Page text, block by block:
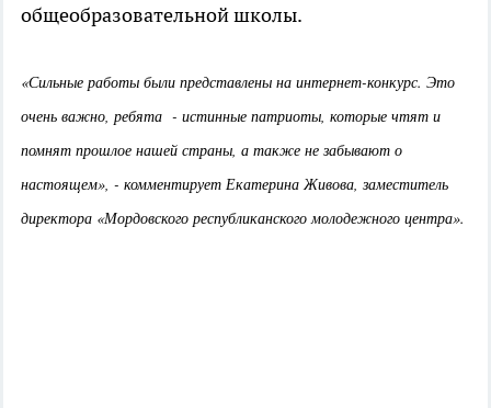
общеобразовательной школы.
«Сильные работы были представлены на интернет-конкурс. Это
очень важно, ребята - истинные патриоты, которые чтят и
помнят прошлое нашей страны, а также не забывают о
настоящем», - комментирует Екатерина Живова, заместитель
директора «Мордовского республиканского молодежного центра».